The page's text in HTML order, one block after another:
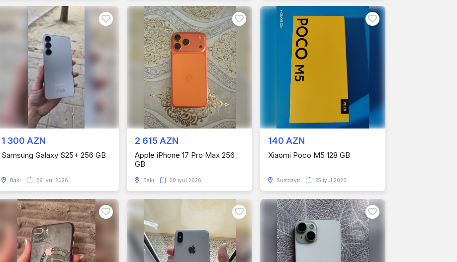
1 300 AZN
Samsung Galaxy S25+ 256 GB
Bakı 29 iyul 2026
2 615 AZN
Apple iPhone 17 Pro Max 256
GB
Bakı 29 iyul 2026
140 AZN
Xiaomi Poco M5 128 GB
Sumqayıt 25 iyul 2026